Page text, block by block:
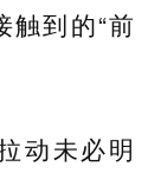
触到的“前
动未必明